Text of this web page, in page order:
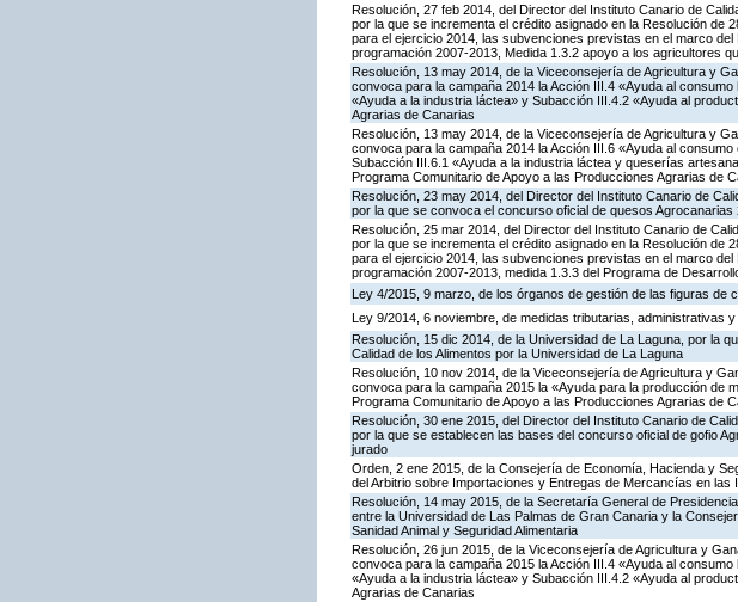
Resolución, 27 feb 2014, del Director del Instituto Canario de
por la que se incrementa el crédito asignado en la Resolución de
para el ejercicio 2014, las subvenciones previstas en el marco
programación 2007-2013, Medida 1.3.2 apoyo a los agricultores
Resolución, 13 may 2014, de la Viceconsejería de Agricultura y
convoca para la campaña 2014 la Acción III.4 «Ayuda al
«Ayuda a la industria láctea» y Subacción III.4.2 «Ayuda al
Agrarias de Canarias
Resolución, 13 may 2014, de la Viceconsejería de Agricultura y
convoca para la campaña 2014 la Acción III.6 «Ayuda al
Subacción III.6.1 «Ayuda a la industria láctea y queserías
Programa Comunitario de Apoyo a las Producciones Agrarias de
Resolución, 23 may 2014, del Director del Instituto Canario de
por la que se convoca el concurso oficial de quesos
Resolución, 25 mar 2014, del Director del Instituto Canario de
por la que se incrementa el crédito asignado en la Resolución de
para el ejercicio 2014, las subvenciones previstas en el marco
programación 2007-2013, medida 1.3.3 del Programa de
Ley 4/2015, 9 marzo, de los órganos de gestión de las figuras
Ley 9/2014, 6 noviembre, de medidas tributarias, administrativas
Resolución, 15 dic 2014, de la Universidad de La Laguna, por la
Calidad de los Alimentos por la Universidad de La Laguna
Resolución, 10 nov 2014, de la Viceconsejería de Agricultura y
convoca para la campaña 2015 la «Ayuda para la producción de
Programa Comunitario de Apoyo a las Producciones Agrarias de
Resolución, 30 ene 2015, del Director del Instituto Canario de
por la que se establecen las bases del concurso oficial de gofio
jurado
Orden, 2 ene 2015, de la Consejería de Economía, Hacienda y
del Arbitrio sobre Importaciones y Entregas de Mercancías en
Resolución, 14 may 2015, de la Secretaría General de
entre la Universidad de Las Palmas de Gran Canaria y la
Sanidad Animal y Seguridad Alimentaria
Resolución, 26 jun 2015, de la Viceconsejería de Agricultura y
convoca para la campaña 2015 la Acción III.4 «Ayuda al
«Ayuda a la industria láctea» y Subacción III.4.2 «Ayuda al
Agrarias de Canarias